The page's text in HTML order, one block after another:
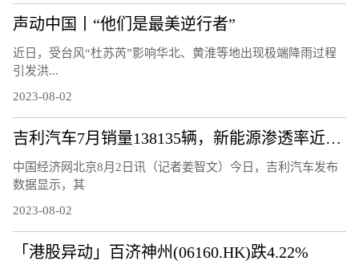
声动中国丨“他们是最美逆行者”
近日，受台风“杜苏芮”影响华北、黄淮等地出现极端降雨过程
引发洪...
2023-08-02
吉利汽车7月销量138135辆，新能源渗透率近30%
中国经济网北京8月2日讯（记者姜智文）今日，吉利汽车发布
数据显示，其
2023-08-02
「港股异动」百济神州(06160.HK)跌4.22%